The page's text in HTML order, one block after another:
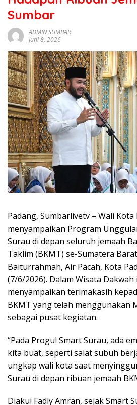
sumbar
tv
Sumbar
ADMIN SUMBAR
Juni 8, 2026
Padang, Sumbarlivetv – Wali Kota
menyampaikan Program
Surau di depan seluruh jemaah
Taklim (BKMT) se-Sumatera
Baiturrahmah, Air Pacah, Kota
(7/6/2026). Dalam Wisata Dakwah
menyampaikan terimakasih
BKMT yang telah menggunakan
sebagai pusat kegiatan.
“Pada Progul Smart Surau, ada
kita buat, seperti salat subuh
ungkap wali kota saat
Surau di depan ribuan jemaah
Diakui Fadly Amran, sejak Smart